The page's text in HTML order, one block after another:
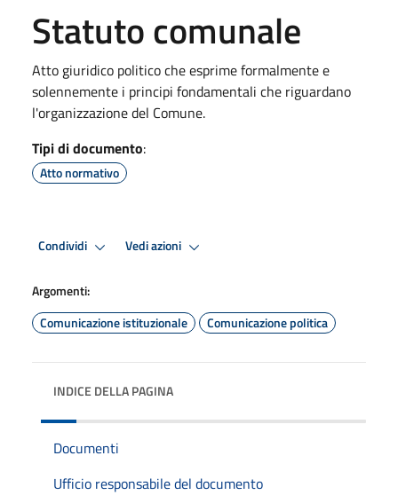
Statuto comunale
Atto giuridico politico che esprime formalmente e
solennemente i principi fondamentali che riguardano
l'organizzazione del Comune.
Tipi di documento:
Atto normativo
Condividi Vedi azioni
Argomenti:
Comunicazione istituzionale
Comunicazione politica
INDICE DELLA PAGINA
Documenti
Ufficio responsabile del documento